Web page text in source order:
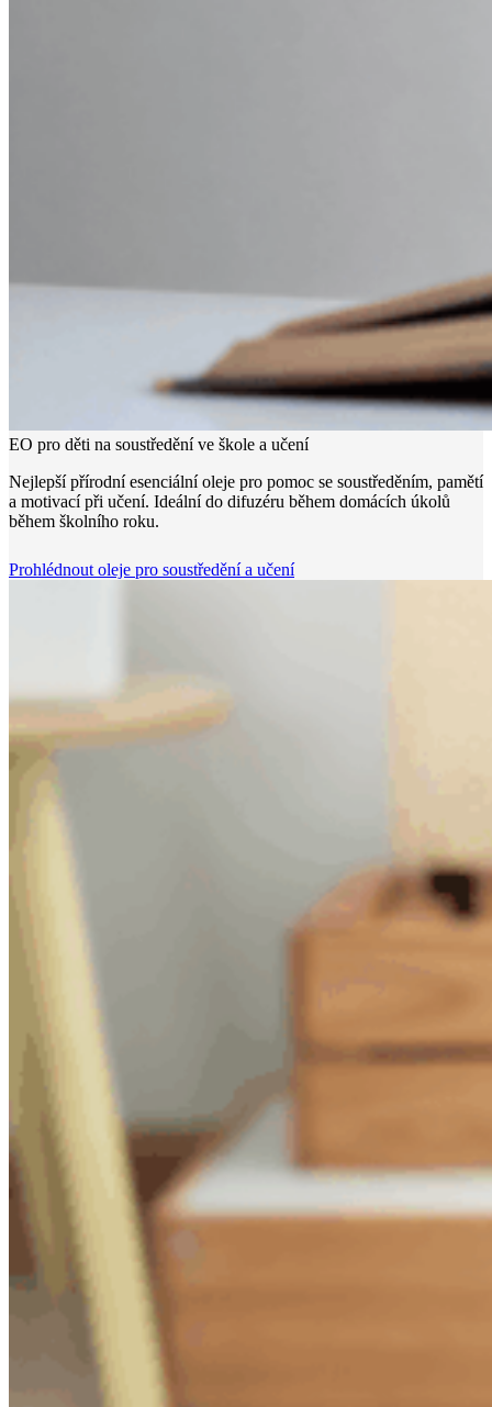
EO pro děti na soustředění ve škole a učení
Nejlepší přírodní esenciální oleje pro pomoc se soustředěním, pamětí
a motivací při učení. Ideální do difuzéru během domácích úkolů
během školního roku.
Prohlédnout oleje pro soustředění a učení